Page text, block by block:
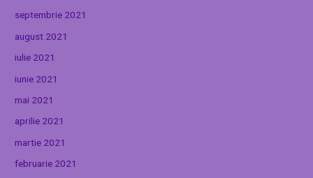
septembrie 2021
august 2021
iulie 2021
iunie 2021
mai 2021
aprilie 2021
martie 2021
februarie 2021